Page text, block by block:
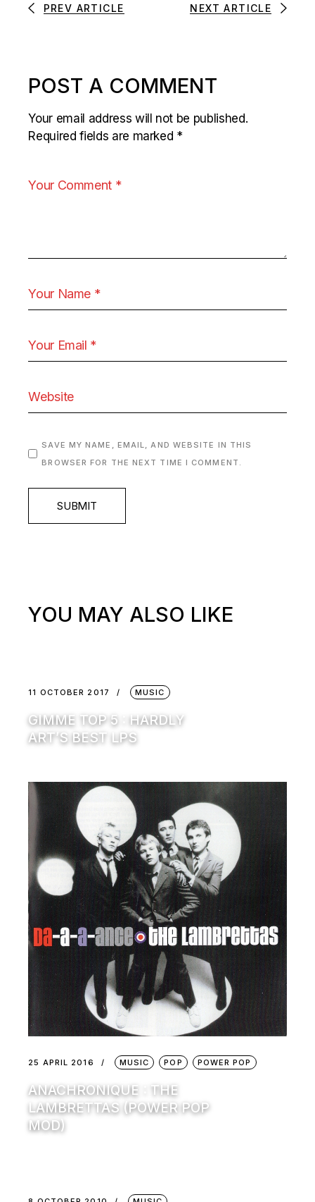
PREV ARTICLE NEXT ARTICLE
POST A COMMENT
Your email address will not be published.
Required fields are marked *
SAVE MY NAME, EMAIL, AND WEBSITE IN THIS
BROWSER FOR THE NEXT TIME I COMMENT.
SUBMIT
YOU MAY ALSO LIKE
11 OCTOBER 2017 MUSIC
GIMME TOP 5 : HARDLY
ART’S BEST LPS
25 APRIL 2016 MUSIC POP POWER POP
ANACHRONIQUE : THE
LAMBRETTAS (POWER POP
MOD)